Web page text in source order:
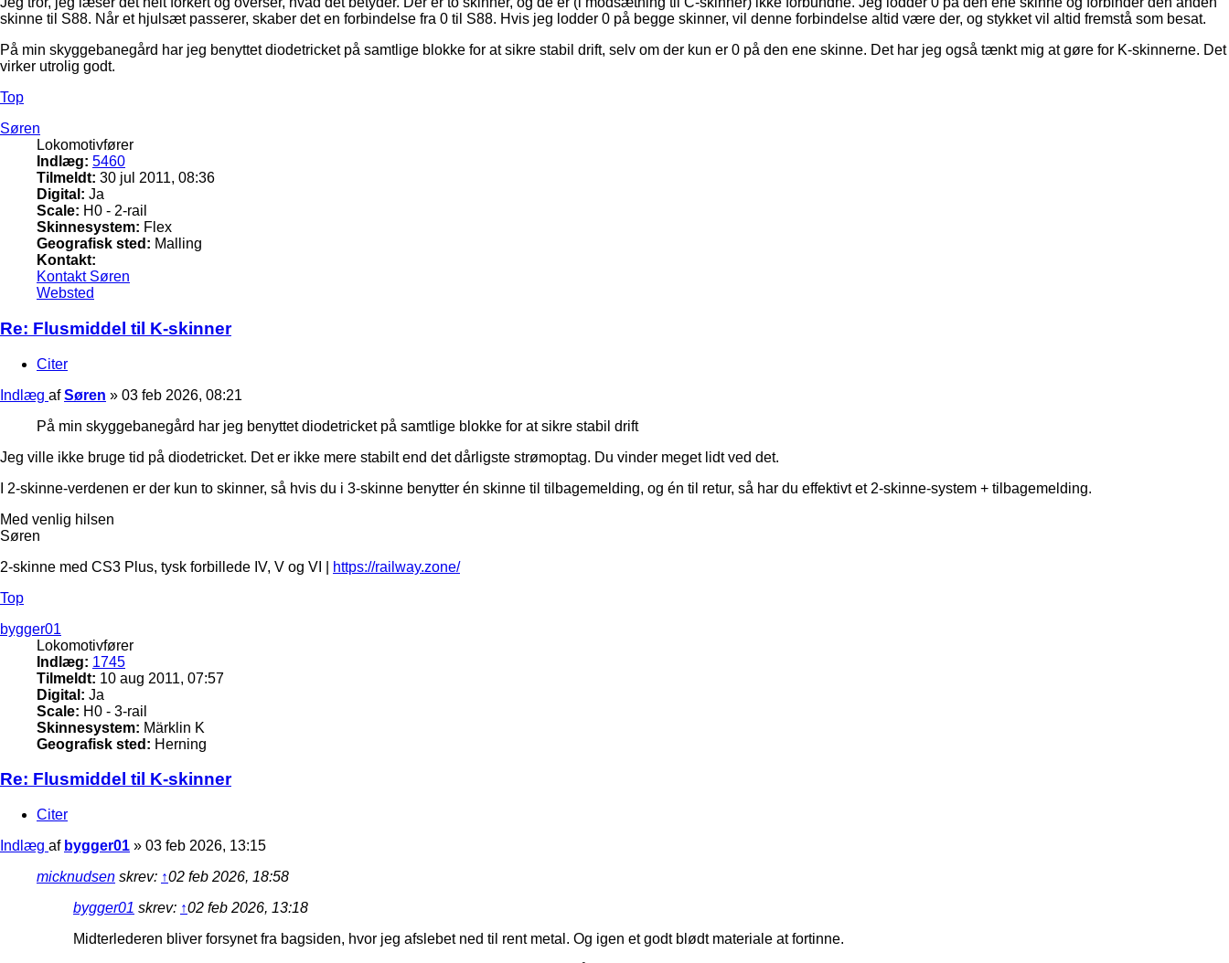
skinne til S88. Når et hjulsæt passerer, skaber det en forbindelse fra 0 til S88. Hvis jeg lodder 0 på begge skinner, vil denne forbindelse altid være der, og stykket vil altid fremstå som besat.
På min skyggebanegård har jeg benyttet diodetricket på samtlige blokke for at sikre stabil drift, selv om der kun er 0 på den ene skinne. Det har jeg også tænkt mig at gøre for K-skinnerne. Det
virker utrolig godt.
Top
Søren
Lokomotivfører
Indlæg: 5460
Tilmeldt: 30 jul 2011, 08:36
Digital: Ja
Scale: H0 - 2-rail
Skinnesystem: Flex
Geografisk sted: Malling
Kontakt:
Kontakt Søren
Websted
Re: Flusmiddel til K-skinner
Citer
Indlæg afSøren » 03 feb 2026, 08:21
På min skyggebanegård har jeg benyttet diodetricket på samtlige blokke for at sikre stabil drift
Jeg ville ikke bruge tid på diodetricket. Det er ikke mere stabilt end det dårligste strømoptag. Du vinder meget lidt ved det.
I 2-skinne-verdenen er der kun to skinner, så hvis du i 3-skinne benytter én skinne til tilbagemelding, og én til retur, så har du effektivt et 2-skinne-system + tilbagemelding.
Med venlig hilsen
Søren
2-skinne med CS3 Plus, tysk forbillede IV, V og VI |
https://railway.zone/
Top
bygger01
Lokomotivfører
Indlæg: 1745
Tilmeldt: 10 aug 2011, 07:57
Digital: Ja
Scale: H0 - 3-rail
Skinnesystem: Märklin K
Geografisk sted: Herning
Re: Flusmiddel til K-skinner
Citer
Indlæg af bygger01 » 03 feb 2026, 13:15
micknudsen skrev: ↑02 feb 2026, 18:58
bygger01 skrev: ↑02 feb 2026, 13:18
Midterlederen bliver forsynet fra bagsiden, hvor jeg afslebet ned til rent metal. Og igen et godt blødt materiale at fortinne.